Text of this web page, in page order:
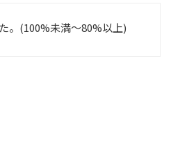
。(100%未満～80%以上)